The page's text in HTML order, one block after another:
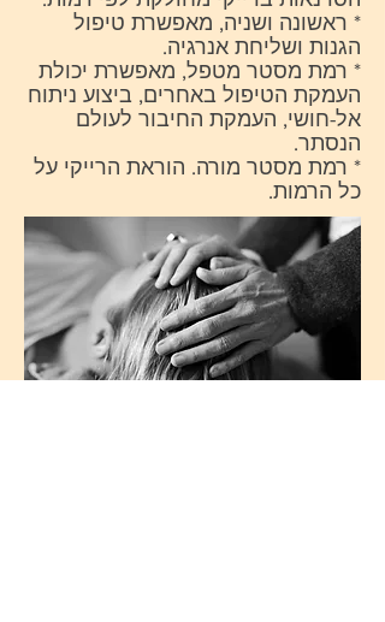
* ראשונה ושניה, מאפשרת טיפול
הגנות ושליחת אנרגיה.
* רמת מסטר מטפל, מאפשרת יכולת
העמקת הטיפול באחרים, ביצוע ניתוח
אל-חושי, העמקת החיבור לעולם
הנסתר.
* רמת מסטר מורה. הוראת הרייקי על
כל הרמות.